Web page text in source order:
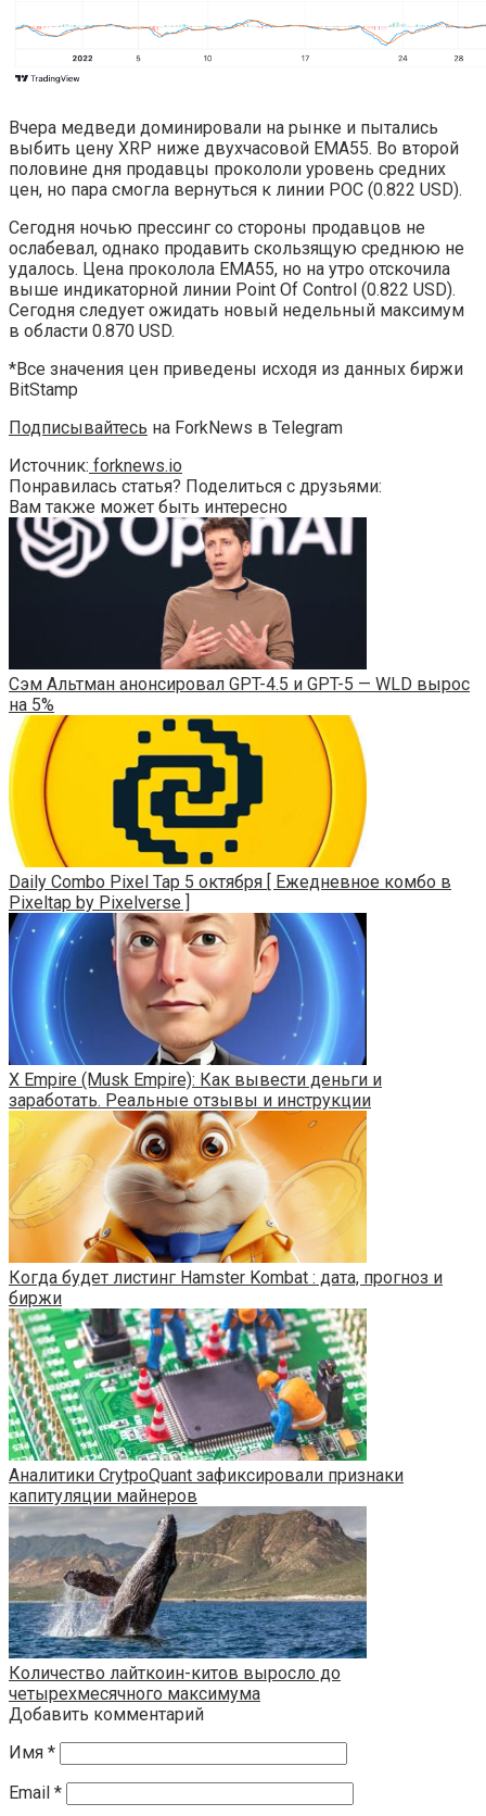
Вчера медведи доминировали на рынке и пытались
выбить цену XRP ниже двухчасовой EMA55. Во второй
половине дня продавцы прокололи уровень средних
цен, но пара смогла вернуться к линии POC (0.822 USD).
Сегодня ночью прессинг со стороны продавцов не
ослабевал, однако продавить скользящую среднюю не
удалось. Цена проколола EMA55, но на утро отскочила
выше индикаторной линии Point Of Control (0.822 USD).
Сегодня следует ожидать новый недельный максимум
в области 0.870 USD.
*Все значения цен приведены исходя из данных биржи
BitStamp
Подписывайтесь на ForkNews в Telegram
Источник: forknews.io
Понравилась статья? Поделиться с друзьями:
Вам также может быть интересно
Сэм Альтман анонсировал GPT-4.5 и GPT-5 — WLD вырос
на 5%
Daily Combo Pixel Tap 5 октября [ Ежедневное комбо в
Pixeltap by Pixelverse ]
X Empire (Musk Empire): Как вывести деньги и
заработать. Реальные отзывы и инструкции
Когда будет листинг Hamster Kombat : дата, прогноз и
биржи
Аналитики CrytpoQuant зафиксировали признаки
капитуляции майнеров
Количество лайткоин-китов выросло до
четырехмесячного максимума
Добавить комментарий
Имя *
Email *